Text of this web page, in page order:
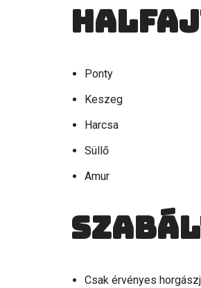
Ponty
Keszeg
Harcsa
Süllő
Amur
Csak érvényes